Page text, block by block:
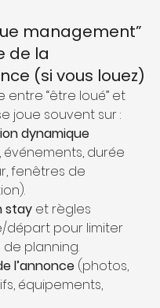
management”
de la
(si vous louez)
entre “être loué” et
joue souvent sur :
dynamique
événements, durée
fenêtres de
stay et règles
départ pour limiter
de planning.
l’annonce (photos,
équipements,